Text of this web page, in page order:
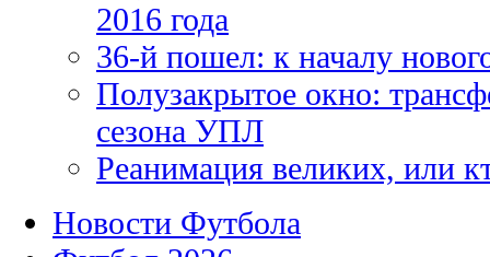
2016 года
36-й пошел: к началу
Полузакрытое окно:
сезона УПЛ
Реанимация великих, или
Новости Футбола